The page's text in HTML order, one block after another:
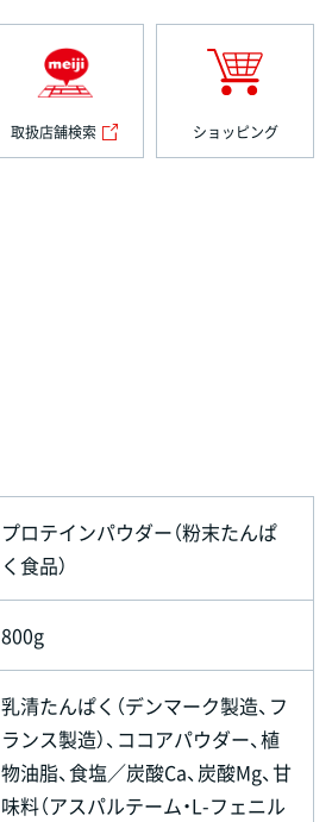
取扱店舗検索 ショッピング
プロテインパウダー（粉末たんぱ
く食品）
800g
乳清たんぱく（デンマーク製造、フ
ランス製造）、ココアパウダー、植
物油脂、食塩／炭酸Ca、炭酸Mg、甘
味料（アスパルテーム・L-フェニル